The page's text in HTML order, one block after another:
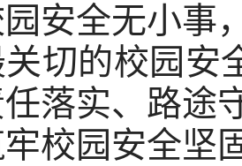
全无小事，
切的校园安
落实、路途
校园安全坚